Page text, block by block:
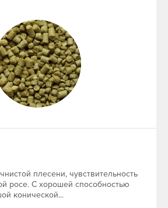
плесени, чувствительность
росе. С хорошей способностью
конической...